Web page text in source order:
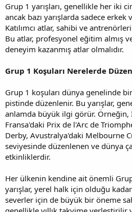
Grup 1 yarışları, genellikle her iki
ancak bazı yarışlarda sadece erkek
Katılımcı atlar, sahibi ve
Bu atlar, profesyonel eğitim almış
deneyim kazanmış atlar olmalıdır.
Grup 1 Koşuları Nerelerde
Grup 1 koşuları dünya genelinde
pistinde düzenlenir. Bu yarışlar,
anlamda büyük ilgi görür. Örneğin,
Fransa'daki Prix de l'Arc de
Derby, Avustralya'daki Melbourne
seviyesinde düzenlenen ve dünya
etkinliklerdir.
Her ülkenin kendine ait önemli
yarışlar, yerel halk için olduğu
severler için de büyük bir öneme